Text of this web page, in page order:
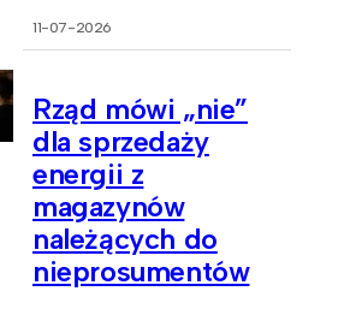
11-07-2026
Rząd mówi „nie”
dla sprzedaży
energii z
magazynów
należących do
nieprosumentów